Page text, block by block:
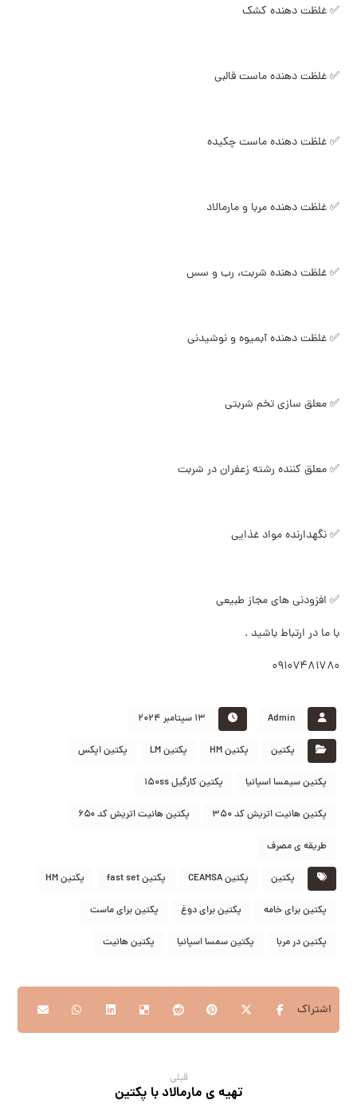
✅ غلظت دهنده کشک
✅ غلظت دهنده ماست قالبی
✅ غلظت دهنده ماست چکیده
✅ غلظت دهنده مربا و مارمالاد
✅ غلظت دهنده شربت، رب و سس
✅ غلظت دهنده آبمیوه و نوشیدنی
✅ معلق سازی تخم شربتی
✅ معلق کننده رشته زعفران در شربت
✅ نگهدارنده مواد غذایی
✅ افزودنی های مجاز طبیعی
با ما در ارتباط باشید .
۰۹۱۰۷۴۸۱۷۸۰
Admin ۱۳ سپتامبر ۲۰۲۴
پکتین پکتین HM پکتین LM پکتین اپکس
پکتین سیمسا اسپانیا پکتین کارگیل ۱۵۰ss
پکتین هانیت اتریش کد ۳۵۰ پکتین هانیت اتریش کد ۶۵۰
طریقه ی مصرف
پکتین پکتین CEAMSA پکتین fast set پکتین HM
پکتین برای خامه پکتین برای دوغ پکتین برای ماست
پکتین در مربا پکتین سمسا اسپانیا پکتین هانیت
قبلی
تهیه ی مارمالاد با پکتین